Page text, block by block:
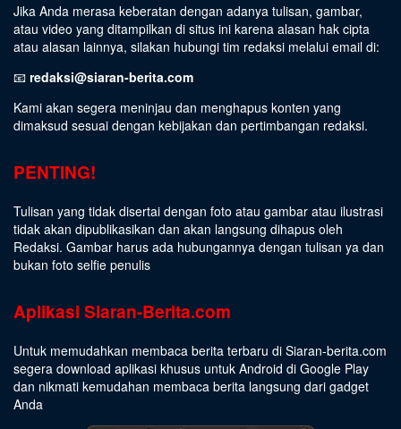
Jika Anda merasa keberatan dengan adanya tulisan, gambar,
atau video yang ditampilkan di situs ini karena alasan hak cipta
atau alasan lainnya, silakan hubungi tim redaksi melalui email di:
📧 redaksi@siaran-berita.com
Kami akan segera meninjau dan menghapus konten yang
dimaksud sesuai dengan kebijakan dan pertimbangan redaksi.
PENTING!
Tulisan yang tidak disertai dengan foto atau gambar atau ilustrasi
tidak akan dipublikasikan dan akan langsung dihapus oleh
Redaksi. Gambar harus ada hubungannya dengan tulisan ya dan
bukan foto selfie penulis
Aplikasi Siaran-Berita.com
Untuk memudahkan membaca berita terbaru di Siaran-berita.com
segera download aplikasi khusus untuk Android di Google Play
dan nikmati kemudahan membaca berita langsung dari gadget
Anda